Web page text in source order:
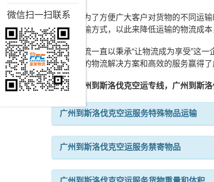
同时，为了方便广大客户对货物的不同运
多种运输方式，以此来降低运输的物流成
皇家物流一直以秉承“让物流成为享受”这
用专业的物流解决方案和高效的服务赢得了
优质 广州到斯洛伐克空运专线，广州到斯
广州到斯洛伐克空运服务特殊物品运输
广州到斯洛伐克空运服务禁寄物品
微信扫一扫联系